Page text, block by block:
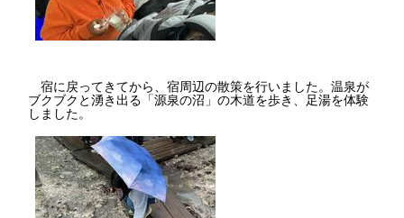
宿に戻ってきてから、宿周辺の散策を行いました。温泉が
ブクブクと湧き出る「源泉の沼」の木道を歩き、足湯を体験
しました。